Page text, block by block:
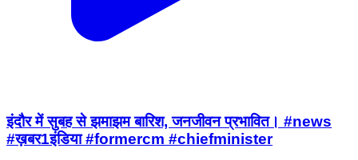
इंदौर में सुबह से झमाझम बारिश, जनजीवन प्रभावित। #news
#ख़बर1इंडिया #formercm #chiefminister